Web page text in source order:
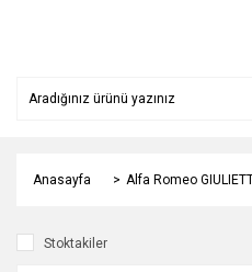
Anasayfa Alfa Romeo
Stoktakiler